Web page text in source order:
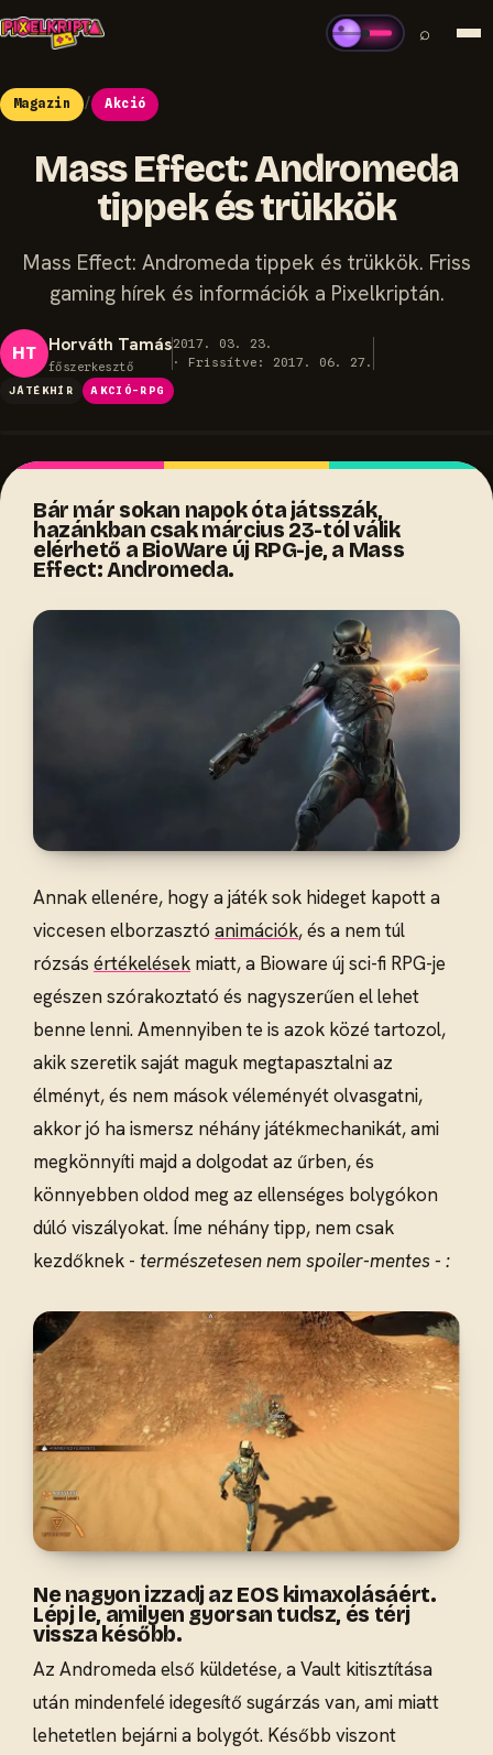
⌕
Magazin / Akció
Mass Effect: Andromeda
tippek és trükkök
Mass Effect: Andromeda tippek és trükkök. Friss
gaming hírek és információk a Pixelkriptán.
HT Horváth Tamás
főszerkesztő
2017. 03. 23.
· Frissítve: 2017. 06. 27.
JÁTÉKHÍR AKCIÓ-RPG
Bár már sokan napok óta játsszák,
hazánkban csak március 23-tól válik
elérhető a BioWare új RPG-je, a Mass
Effect: Andromeda.
Annak ellenére, hogy a játék sok hideget kapott a
viccesen elborzasztó animációk, és a nem túl
rózsás értékelések miatt, a Bioware új sci-fi RPG-je
egészen szórakoztató és nagyszerűen el lehet
benne lenni. Amennyiben te is azok közé tartozol,
akik szeretik saját maguk megtapasztalni az
élményt, és nem mások véleményét olvasgatni,
akkor jó ha ismersz néhány játékmechanikát, ami
megkönnyíti majd a dolgodat az űrben, és
könnyebben oldod meg az ellenséges bolygókon
dúló viszályokat. Íme néhány tipp, nem csak
kezdőknek - természetesen nem spoiler-mentes - :
Ne nagyon izzadj az EOS kimaxolásáért.
Lépj le, amilyen gyorsan tudsz, és térj
vissza később.
Az Andromeda első küldetése, a Vault kitisztítása
után mindenfelé idegesítő sugárzás van, ami miatt
lehetetlen bejárni a bolygót. Később viszont